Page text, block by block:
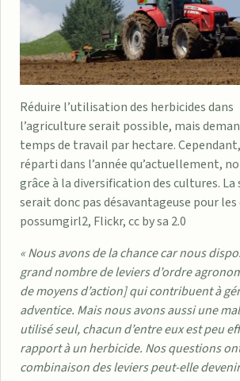
Réduire l’utilisation des herbicides dans
l’agriculture serait possible, mais
temps de travail par hectare.
réparti dans l’année qu’actuellement,
grâce à la diversification des cultures.
serait donc pas désavantageuse pour
possumgirl2, Flickr, cc by sa 2.0
« Nous avons de la chance car nous
grand nombre de leviers d’ordre
de moyens d’action] qui contribuent à
adventice. Mais nous avons aussi une
utilisé seul, chacun d’entre eux est peu
rapport à un herbicide. Nos questions
combinaison des leviers peut-elle